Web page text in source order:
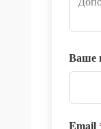
Ваше
Email